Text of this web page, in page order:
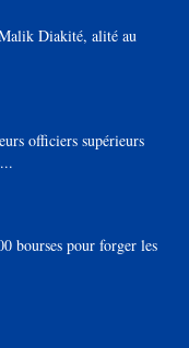
Diakité, alité au
officiers supérieurs
bourses pour forger les